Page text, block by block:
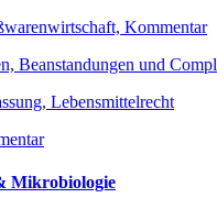
Kommentar
Beanstandungen und
Lebensmittelrecht
Mikrobiologie